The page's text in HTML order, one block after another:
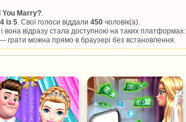
You Marry?
із 5 . Свої голоси віддали 450 чоловік(а).
і вона відразу стала доступною на таких платформах:
грати можна прямо в браузері без встановлення.